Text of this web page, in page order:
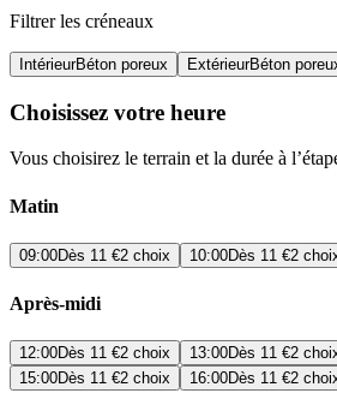
Filtrer les créneaux
IntérieurBéton poreux ExtérieurBéton
Choisissez votre heure
Vous choisirez le terrain et la durée à
Matin
09:00Dès 11 €2 choix 10:00Dès 11 €2
Après-midi
12:00Dès 11 €2 choix 13:00Dès 11 €2
15:00Dès 11 €2 choix 16:00Dès 11 €2